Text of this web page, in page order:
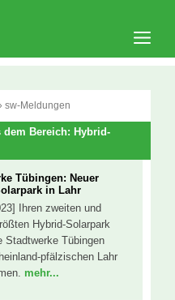
sw-Meldungen
dem Bereich: Hybrid-
Tübingen: Neuer
in Lahr
Ihren zweiten und
Hybrid-Solarpark
Stadtwerke Tübingen
pfälzischen Lahr
mehr...